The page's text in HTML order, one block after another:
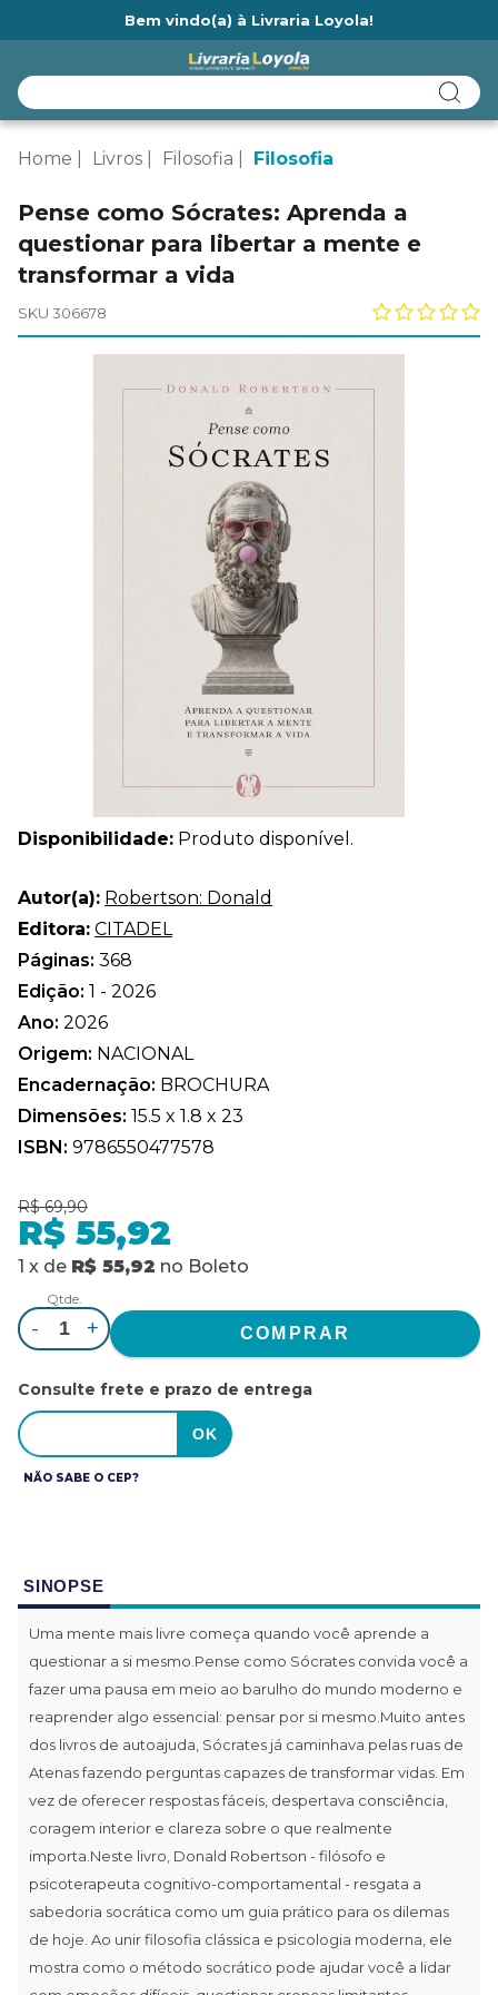
Bem vindo(a) à Livraria Loyola!
Home Livros Filosofia Filosofia
Pense como Sócrates: Aprenda a
questionar para libertar a mente e
transformar a vida
SKU 306678
Disponibilidade: Produto disponível.
Autor(a): Robertson: Donald
Editora: CITADEL
Páginas: 368
Edição: 1 - 2026
Ano: 2026
Origem: NACIONAL
Encadernação: BROCHURA
Dimensões: 15.5 x 1.8 x 23
ISBN: 9786550477578
R$ 69,90
R$ 55,92
1 x de R$ 55,92 no Boleto
Qtde.
- +
Consulte frete e prazo de entrega
NÃO SABE O CEP?
SINOPSE
Uma mente mais livre começa quando você aprende a
questionar a si mesmo.Pense como Sócrates convida você a
fazer uma pausa em meio ao barulho do mundo moderno e
reaprender algo essencial: pensar por si mesmo.Muito antes
dos livros de autoajuda, Sócrates já caminhava pelas ruas de
Atenas fazendo perguntas capazes de transformar vidas. Em
vez de oferecer respostas fáceis, despertava consciência,
coragem interior e clareza sobre o que realmente
importa.Neste livro, Donald Robertson - filósofo e
psicoterapeuta cognitivo-comportamental - resgata a
sabedoria socrática como um guia prático para os dilemas
de hoje. Ao unir filosofia clássica e psicologia moderna, ele
mostra como o método socrático pode ajudar você a lidar